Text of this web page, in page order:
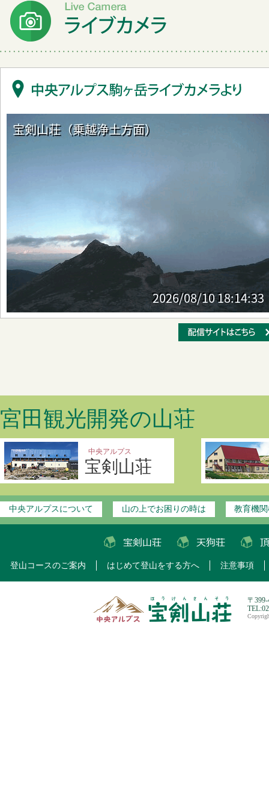
宮田観光開発の山荘
中央アルプス
宝剣山荘
中央アルプスについて 山の上でお困りの時は 教育機
登山コースのご案内 はじめて登山をする方へ 注意事項
〒